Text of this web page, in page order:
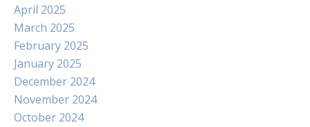
April 2025
March 2025
February 2025
January 2025
December 2024
November 2024
October 2024